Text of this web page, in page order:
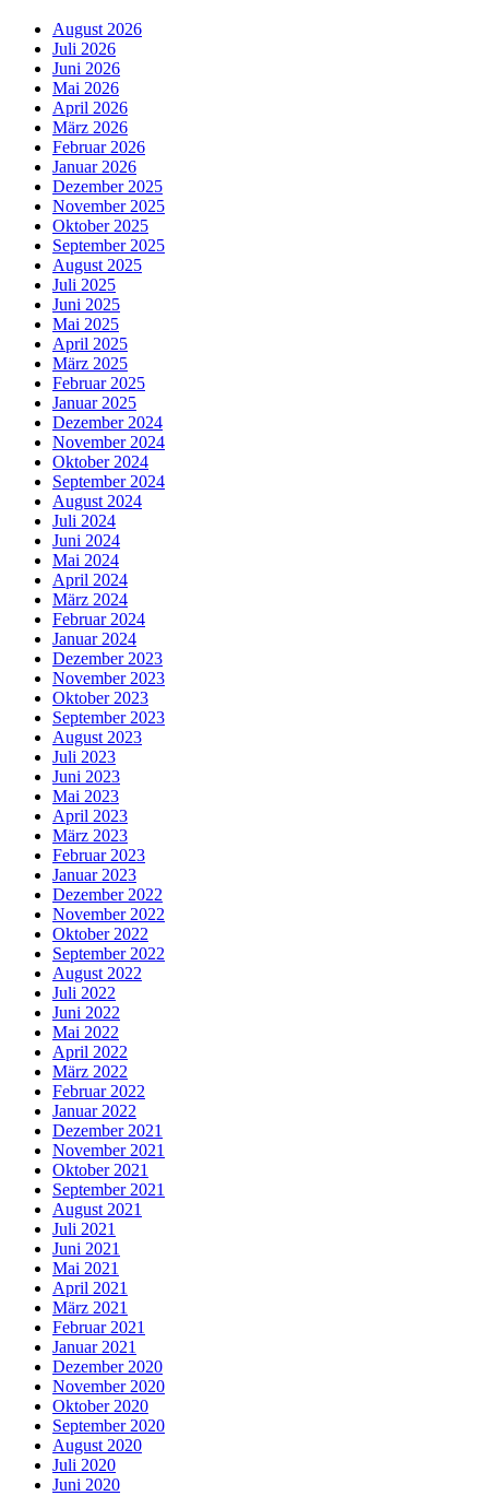
August 2026
Juli 2026
Juni 2026
Mai 2026
April 2026
März 2026
Februar 2026
Januar 2026
Dezember 2025
November 2025
Oktober 2025
September 2025
August 2025
Juli 2025
Juni 2025
Mai 2025
April 2025
März 2025
Februar 2025
Januar 2025
Dezember 2024
November 2024
Oktober 2024
September 2024
August 2024
Juli 2024
Juni 2024
Mai 2024
April 2024
März 2024
Februar 2024
Januar 2024
Dezember 2023
November 2023
Oktober 2023
September 2023
August 2023
Juli 2023
Juni 2023
Mai 2023
April 2023
März 2023
Februar 2023
Januar 2023
Dezember 2022
November 2022
Oktober 2022
September 2022
August 2022
Juli 2022
Juni 2022
Mai 2022
April 2022
März 2022
Februar 2022
Januar 2022
Dezember 2021
November 2021
Oktober 2021
September 2021
August 2021
Juli 2021
Juni 2021
Mai 2021
April 2021
März 2021
Februar 2021
Januar 2021
Dezember 2020
November 2020
Oktober 2020
September 2020
August 2020
Juli 2020
Juni 2020